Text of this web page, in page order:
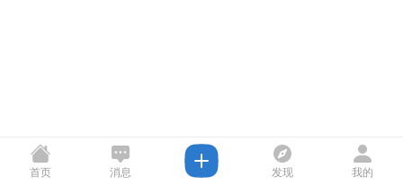
首页 消息 发现 我的